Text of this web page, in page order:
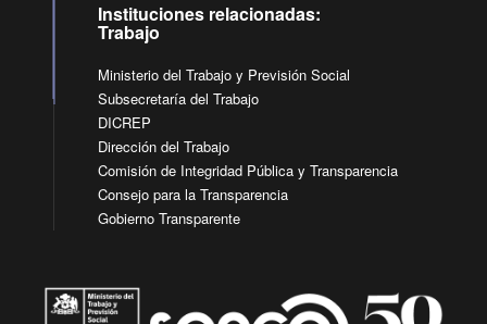
Instituciones relacionadas:
Trabajo
Ministerio del Trabajo y Previsión Social
Subsecretaría del Trabajo
DICREP
Dirección del Trabajo
Comisión de Integridad Pública y Transparencia
Consejo para la Transparencia
Gobierno Transparente